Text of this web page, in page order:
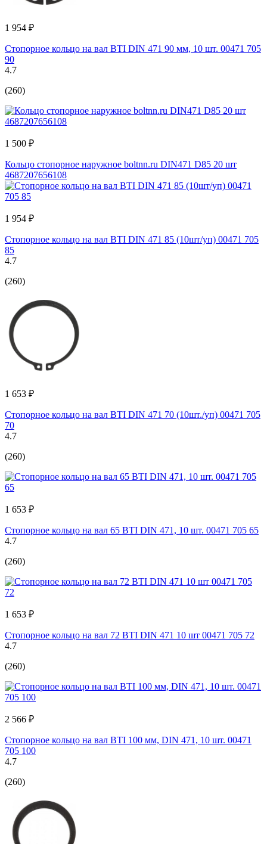
1 954 ₽
Стопорное кольцо на вал BTI DIN 471 90 мм, 10 шт. 00471 705
90
4.7
(260)
1 500 ₽
Кольцо стопорное наружное boltnn.ru DIN471 D85 20 шт
4687207656108
1 954 ₽
Стопорное кольцо на вал BTI DIN 471 85 (10шт/уп) 00471 705
85
4.7
(260)
1 653 ₽
Стопорное кольцо на вал BTI DIN 471 70 (10шт./уп) 00471 705
70
4.7
(260)
1 653 ₽
Стопорное кольцо на вал 65 BTI DIN 471, 10 шт. 00471 705 65
4.7
(260)
1 653 ₽
Стопорное кольцо на вал 72 BTI DIN 471 10 шт 00471 705 72
4.7
(260)
2 566 ₽
Стопорное кольцо на вал BTI 100 мм, DIN 471, 10 шт. 00471
705 100
4.7
(260)